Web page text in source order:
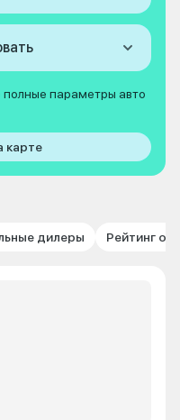
параметры авто
карте
дилеры Рейтинг